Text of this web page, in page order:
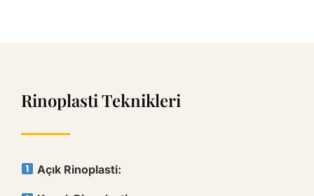
Rinoplasti Teknikleri
Açık Rinoplasti: